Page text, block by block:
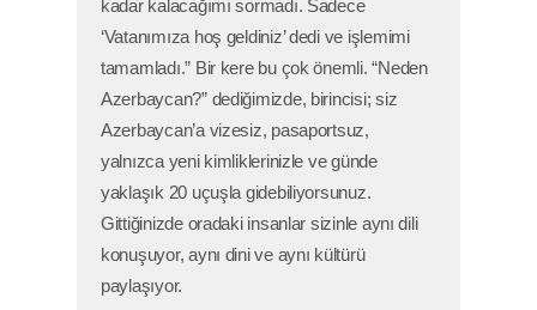
kadar kalacağımı sormadı. Sadece
‘Vatanımıza hoş geldiniz’ dedi ve işlemimi
tamamladı.” Bir kere bu çok önemli. “Neden
Azerbaycan?” dediğimizde, birincisi; siz
Azerbaycan’a vizesiz, pasaportsuz,
yalnızca yeni kimliklerinizle ve günde
yaklaşık 20 uçuşla gidebiliyorsunuz.
Gittiğinizde oradaki insanlar sizinle aynı dili
konuşuyor, aynı dini ve aynı kültürü
paylaşıyor.